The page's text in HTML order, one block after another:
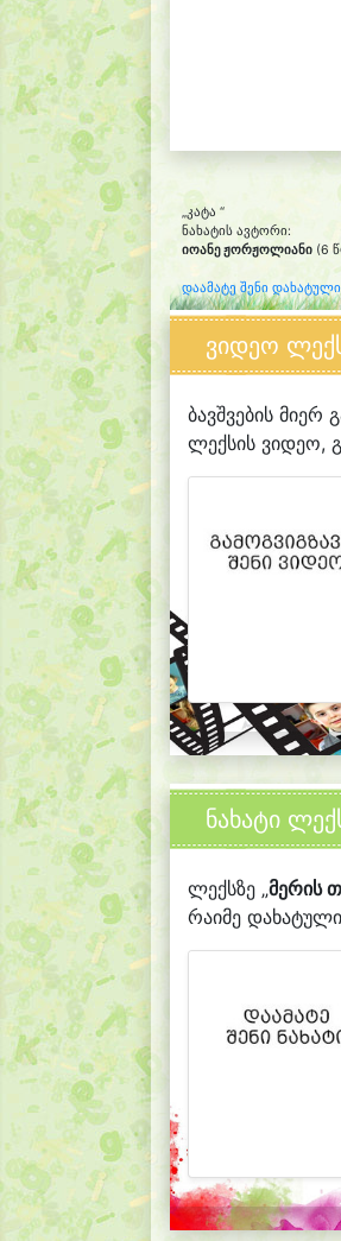
„კატა “
ნახატის ავტორი:
იოანე ჟორჟოლიანი (6
დაამატე შენი
ვიდეო
ბავშვების
ლექსის ვიდეო,
ნახატი
ლექსზე „მერის
რაიმე